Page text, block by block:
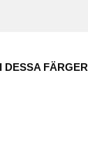
DESSA FÄRGER